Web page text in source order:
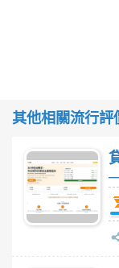
其他相關流行評